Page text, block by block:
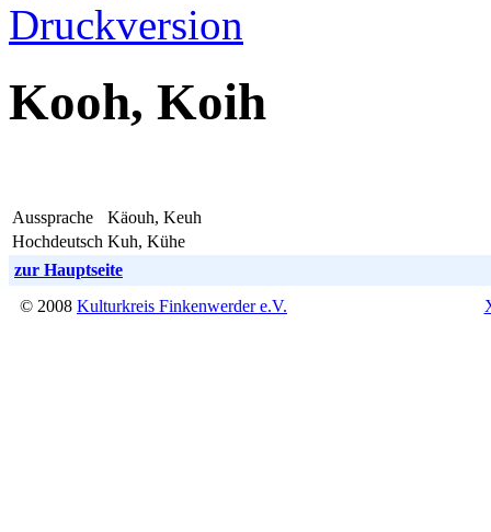
Druckversion
Kooh, Koih
Aussprache
Käouh, Keuh
Hochdeutsch Kuh, Kühe
zur Hauptseite
© 2008 Kulturkreis Finkenwerder e.V.